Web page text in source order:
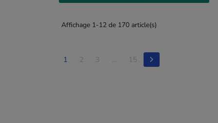
Affichage 1-12 de 170 article(s)
1 2 3 … 15